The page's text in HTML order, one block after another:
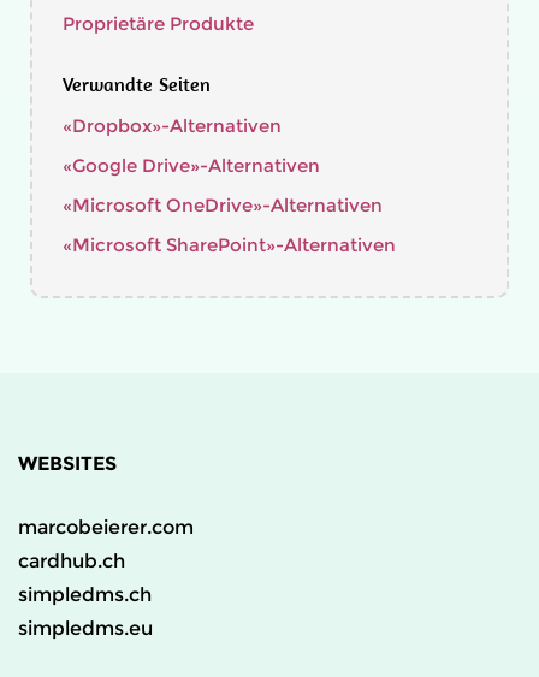
Proprietäre Produkte
Verwandte Seiten
«Dropbox»-Alternativen
«Google Drive»-Alternativen
«Microsoft OneDrive»-Alternativen
«Microsoft SharePoint»-Alternativen
WEBSITES
marcobeierer.com
cardhub.ch
simpledms.ch
simpledms.eu